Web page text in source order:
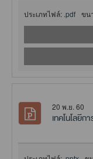
ประเภทไฟล์: .pdf ขน
20 พ.ย. 60
เทคโนโลยี